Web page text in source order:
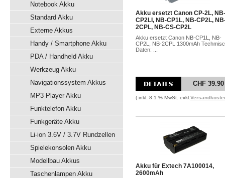
Notebook Akku
Standard Akku
Externe Akkus
Handy / Smartphone Akku
PDA / Handheld Akku
Werkzeug Akku
Navigationssystem Akkus
MP3 Player Akku
Funktelefon Akku
Funkgeräte Akku
Li-ion 3.6V / 3.7V Rundzellen
Spielekonsolen Akku
Modellbau Akkus
Taschenlampen Akku
Akku ersetzt Canon CP-2L, NB-
CP2LI, NB-CP1L, NB-CP2L,
2CPL, NB-CS-CP2L
Akku ersetzt Canon NB-CP1L, NB-
CP2L, NB-2CPL 1300mAh
Daten: ...
CHF 39.90
( inkl. 8.1 % MwSt. exkl.
Akku für Extech 7A100014,
2600mAh